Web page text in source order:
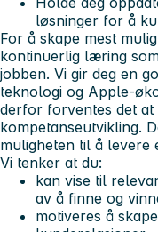
løsninger for å
For å skape mest
kontinuerlig læring
jobben. Vi gir deg en
teknologi og Apple-
derfor forventes det
kompetanseutvikling.
muligheten til å levere
Vi tenker at du:
kan vise til
av å finne og
motiveres å